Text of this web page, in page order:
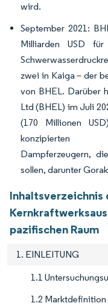
wird.
September 2021:
Milliarden USD für
zwei in Kaiga – der
von BHEL. Darüber
Ltd (BHEL) im Juli
(170 Millionen
konzipierten 700-
Dampferzeugern,
sollen, darunter
Inhaltsverzeichnis
pazifischen Raum
1. EINLEITUNG
1.1
1.2 Marktdefinition